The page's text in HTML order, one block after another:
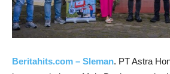
Beritahits.com – Sleman. PT Astra